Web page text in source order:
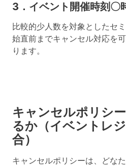
3．イベント開催時刻〇
比較的少人数を対象としたセ
始直前までキャンセル対応を
ります。
キャンセルポリシ
るか（イベントレ
合）
キャンセルポリシーは、どな